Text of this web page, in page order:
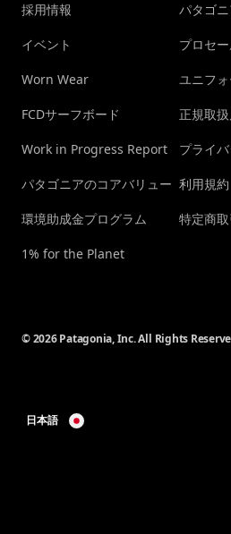
採用情報
イベント
Worn Wear
FCDサーフボード
Work in Progress Report
パタゴニアのコアバリュー
環境助成金プログラム
1% for the Planet
パタゴ
プロセ
ユニフ
正規取
プライ
利用規約
特定商
© 2026 Patagonia, Inc. All Rights
日本語